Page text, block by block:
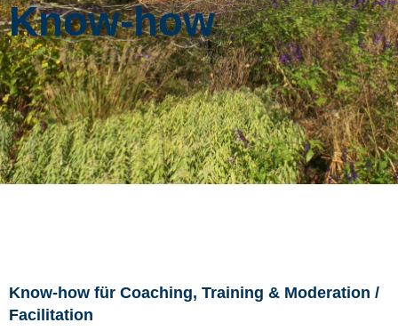
Know-how
Know-how für Coaching, Training & Moderation /
Facilitation